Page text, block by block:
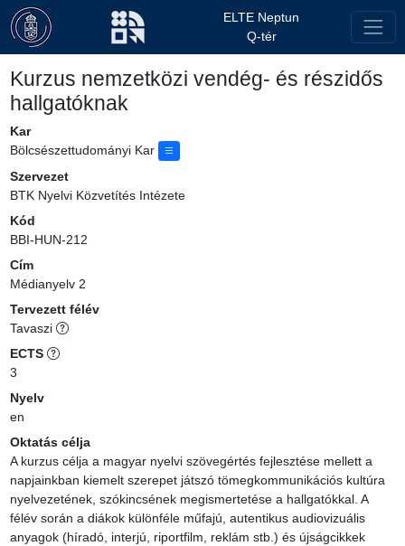
ELTE Neptun
Q-tér
Kurzus nemzetközi vendég- és részidős
hallgatóknak
Kar
Bölcsészettudományi Kar
Szervezet
BTK Nyelvi Közvetítés Intézete
Kód
BBI-HUN-212
Cím
Médianyelv 2
Tervezett félév
Tavaszi
ECTS
3
Nyelv
en
Oktatás célja
A kurzus célja a magyar nyelvi szövegértés fejlesztése mellett a
napjainkban kiemelt szerepet játszó tömegkommunikációs kultúra
nyelvezetének, szókincsének megismertetése a hallgatókkal. A
félév során a diákok különféle műfajú, autentikus audiovizuális
anyagok (híradó, interjú, riportfilm, reklám stb.) és újságcikkek